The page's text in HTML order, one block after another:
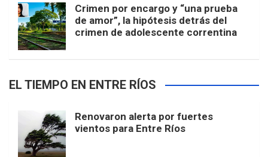
Crimen por encargo y “una prueba
de amor”, la hipótesis detrás del
crimen de adolescente correntina
EL TIEMPO EN ENTRE RÍOS
Renovaron alerta por fuertes
vientos para Entre Ríos